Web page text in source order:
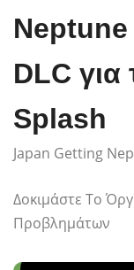
DLC
Splash
Japan Getting
Δοκιμάστε Το
Προβλημάτων